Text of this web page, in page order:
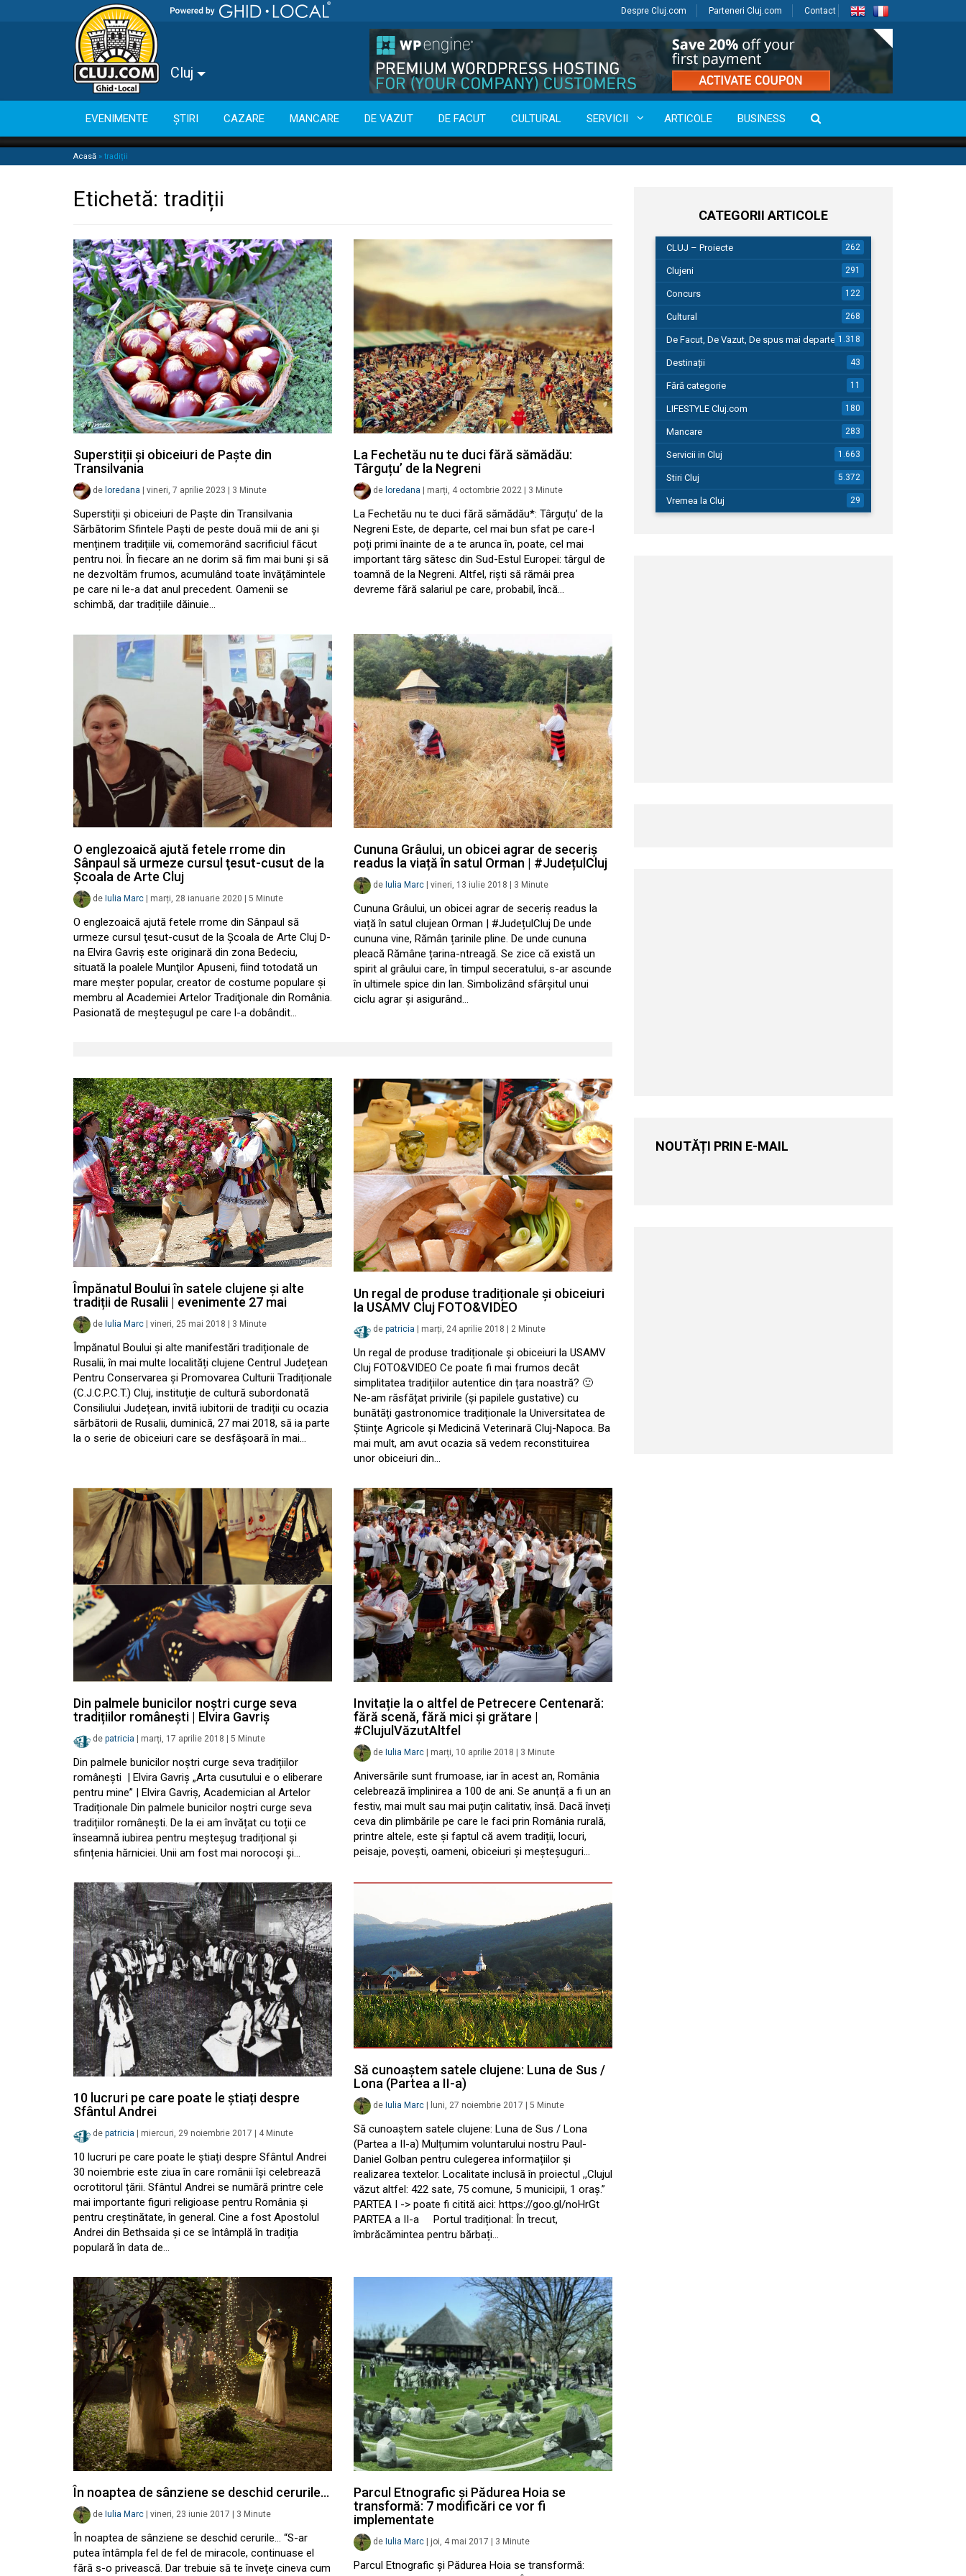
Despre Cluj.com Parteneri Cluj.com Contact
Cluj
EVENIMENTE ȘTIRI CAZARE MANCARE DE VAZUT DE FACUT CULTURAL SERVICII ARTICOLE BUSINESS
Acasă » tradiții
Etichetă: tradiții
Superstiții și obiceiuri de Paște din
Transilvania
de loredana vineri, 7 aprilie 2023 3 Minute
Superstiții și obiceiuri de Paște din Transilvania
Sărbătorim Sfintele Paști de peste două mii de ani și
menținem tradițiile vii, comemorând sacrificiul făcut
pentru noi. În fiecare an ne dorim să fim mai buni și să
ne dezvoltăm frumos, acumulând toate învățămintele
pe care ni le-a dat anul precedent. Oamenii se
schimbă, dar tradițiile dăinuie…
La Fechetău nu te duci fără sămădău:
Târguțu’ de la Negreni
de loredana marți, 4 octombrie 2022 3 Minute
La Fechetău nu te duci fără sămădău*: Târguțu’ de la
Negreni Este, de departe, cel mai bun sfat pe care-l
poți primi înainte de a te arunca în, poate, cel mai
important târg sătesc din Sud-Estul Europei: târgul de
toamnă de la Negreni. Altfel, riști să rămâi prea
devreme fără salariul pe care, probabil, încă…
O englezoaică ajută fetele rrome din
Sânpaul să urmeze cursul ţesut-cusut de la
Şcoala de Arte Cluj
de Iulia Marc marți, 28 ianuarie 2020 5 Minute
O englezoaică ajută fetele rrome din Sânpaul să
urmeze cursul ţesut-cusut de la Şcoala de Arte Cluj D-
na Elvira Gavriş este originară din zona Bedeciu,
situată la poalele Munţilor Apuseni, fiind totodată un
mare meşter popular, creator de costume populare şi
membru al Academiei Artelor Tradiţionale din România.
Pasionată de meşteşugul pe care l-a dobândit…
Cununa Grâului, un obicei agrar de seceriş
readus la viață în satul Orman | #JudețulCluj
de Iulia Marc vineri, 13 iulie 2018 3 Minute
Cununa Grâului, un obicei agrar de seceriş readus la
viață în satul clujean Orman | #JudețulCluj De unde
cununa vine, Rămân țarinile pline. De unde cununa
pleacă Rămâne țarina-ntreagă. Se zice că există un
spirit al grâului care, în timpul seceratului, s-ar ascunde
în ultimele spice din lan. Simbolizând sfârșitul unui
ciclu agrar și asigurând…
Împănatul Boului în satele clujene și alte
tradiții de Rusalii | evenimente 27 mai
de Iulia Marc | vineri, 25 mai 2018 | 3 Minute
Împănatul Boului și alte manifestări tradiționale de
Rusalii, în mai multe localități clujene Centrul Județean
Pentru Conservarea și Promovarea Culturii Tradiționale
(C.J.C.P.C.T.) Cluj, instituție de cultură subordonată
Consiliului Județean, invită iubitorii de tradiții cu ocazia
sărbătorii de Rusalii, duminică, 27 mai 2018, să ia parte
la o serie de obiceiuri care se desfășoară în mai…
Un regal de produse tradiționale și obiceiuri
la USAMV Cluj FOTO&VIDEO
de patricia marți, 24 aprilie 2018 2 Minute
Un regal de produse tradiționale și obiceiuri la USAMV
Cluj FOTO&VIDEO Ce poate fi mai frumos decât
simplitatea tradițiilor autentice din țara noastră? 🙂
Ne-am răsfățat privirile (și papilele gustative) cu
bunătăți gastronomice tradiționale la Universitatea de
Științe Agricole și Medicină Veterinară Cluj-Napoca. Ba
mai mult, am avut ocazia să vedem reconstituirea
unor obiceiuri din…
Din palmele bunicilor noștri curge seva
tradițiilor românești | Elvira Gavriș
de patricia marți, 17 aprilie 2018 5 Minute
Din palmele bunicilor noștri curge seva tradițiilor
românești | Elvira Gavriș „Arta cusutului e o eliberare
pentru mine” | Elvira Gavriș, Academician al Artelor
Tradiționale Din palmele bunicilor noștri curge seva
tradițiilor românești. De la ei am învățat cu toții ce
înseamnă iubirea pentru meșteșug tradițional și
sfințenia hărniciei. Unii am fost mai norocoși și…
Invitație la o altfel de Petrecere Centenară:
fără scenă, fără mici și grătare |
#ClujulVăzutAltfel
de Iulia Marc marți, 10 aprilie 2018 3 Minute
Aniversările sunt frumoase, iar în acest an, România
celebrează împlinirea a 100 de ani. Se anunță a fi un an
festiv, mai mult sau mai puțin calitativ, însă. Dacă înveți
ceva din plimbările pe care le faci prin România rurală,
printre altele, este și faptul că avem tradiții, locuri,
peisaje, povești, oameni, obiceiuri și meșteșuguri…
10 lucruri pe care poate le știați despre
Sfântul Andrei
de patricia miercuri, 29 noiembrie 2017 4 Minute
10 lucruri pe care poate le știați despre Sfântul Andrei
30 noiembrie este ziua în care românii își celebrează
ocrotitorul țării. Sfântul Andrei se numără printre cele
mai importante figuri religioase pentru România și
pentru creștinătate, în general. Cine a fost Apostolul
Andrei din Bethsaida și ce se întâmplă în tradiția
populară în data de…
Să cunoaștem satele clujene: Luna de Sus /
Lona (Partea a II-a)
de Iulia Marc luni, 27 noiembrie 2017 5 Minute
Să cunoaștem satele clujene: Luna de Sus / Lona
(Partea a II-a) Mulțumim voluntarului nostru Paul-
Daniel Golban pentru culegerea informațiilor și
realizarea textelor. Localitate inclusă în proiectul ,,Clujul
văzut altfel: 422 sate, 75 comune, 5 municipii, 1 oraș.”
PARTEA I -> poate fi citită aici: https://goo.gl/noHrGt
PARTEA a II-a Portul tradițional: În trecut,
îmbrăcămintea pentru bărbați…
În noaptea de sânziene se deschid cerurile…
de Iulia Marc vineri, 23 iunie 2017 3 Minute
În noaptea de sânziene se deschid cerurile… “S-ar
putea întâmpla fel de fel de miracole, continuase el
fără s-o privească. Dar trebuie să te înveţe cineva cum
Parcul Etnografic și Pădurea Hoia se
transformă: 7 modificări ce vor fi
implementate
de Iulia Marc joi, 4 mai 2017 3 Minute
Parcul Etnografic și Pădurea Hoia se transformă:
CATEGORII ARTICOLE
CLUJ – Proiecte 262
Clujeni 291
Concurs 122
Cultural 268
De Facut, De Vazut, De spus mai departe…1.318
Destinații 43
Fără categorie 11
LIFESTYLE Cluj.com 180
Mancare 283
Servicii in Cluj 1.663
Stiri Cluj 5.372
Vremea la Cluj 29
NOUTĂȚI PRIN E-MAIL